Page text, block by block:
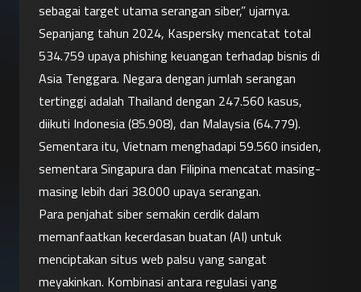
sebagai target utama serangan siber,” ujarnya.
Sepanjang tahun 2024, Kaspersky mencatat total
534.759 upaya phishing keuangan terhadap bisnis di
Asia Tenggara. Negara dengan jumlah serangan
tertinggi adalah Thailand dengan 247.560 kasus,
diikuti Indonesia (85.908), dan Malaysia (64.779).
Sementara itu, Vietnam menghadapi 59.560 insiden,
sementara Singapura dan Filipina mencatat masing-
masing lebih dari 38.000 upaya serangan.
Para penjahat siber semakin cerdik dalam
memanfaatkan kecerdasan buatan (AI) untuk
menciptakan situs web palsu yang sangat
meyakinkan. Kombinasi antara regulasi yang